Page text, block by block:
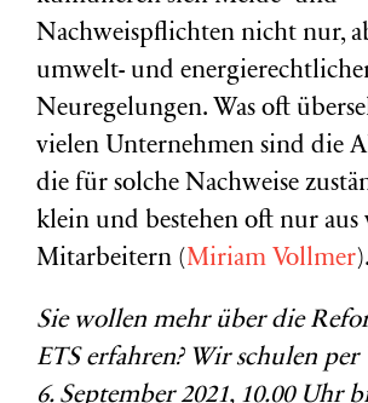
Nachweispflichten nicht nur,
umwelt- und
Neuregelungen. Was oft
vielen Unternehmen sind die
die für solche Nachweise
klein und bestehen oft nur aus
Mitarbeitern (Miriam Vollmer).
Sie wollen mehr über die
ETSerfahren? Wir schulen per
6. September 2021, 10.00 Uhr